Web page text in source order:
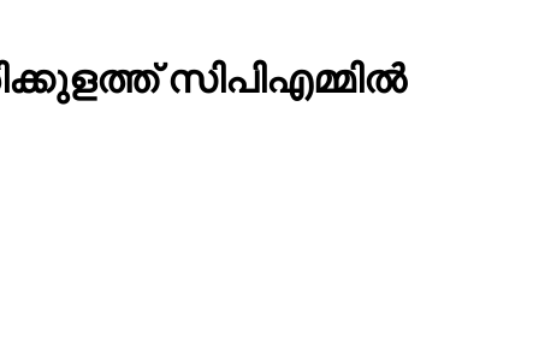
സിപിഎമ്മില്‍